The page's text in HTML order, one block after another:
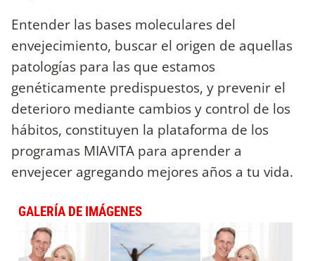
Entender las bases moleculares del
envejecimiento, buscar el origen de aquellas
patologías para las que estamos
genéticamente predispuestos, y prevenir el
deterioro mediante cambios y control de los
hábitos, constituyen la plataforma de los
programas MIAVITA para aprender a
envejecer agregando mejores años a tu vida.
GALERÍA DE IMÁGENES